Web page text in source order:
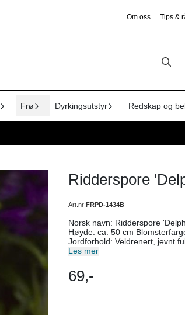
Om oss Tips &
Frø Dyrkingsutstyr Redskap og
Ridderspore
Art.nr:FRPD-1434B
Norsk navn: Ridderspore 'Delphina Dark Blue' Botanisk navn: Delphinium Antall frø: 25
Høyde: ca. 50 cm Blomsterfarge: Himmelblå Blomstringstid: Juli-august Lysforhold: Sol
Jordforhold: Veldrenert, jevnt fuktig, moldrik og næringsrik jord. Bør vannes i tørkeperioder.
Herdighet: H7 Levetid: Flerårig Såtid: Februar–april inne Sådybde: 0,2 cm Planteavstand: 45-
er giftig og må ikke spises. Opprinnelse: Hageriddersporer er stort sett hybrider/blandinger
mellom arter og sorter fra Eruopa, Amerika og
Les mer
69,-